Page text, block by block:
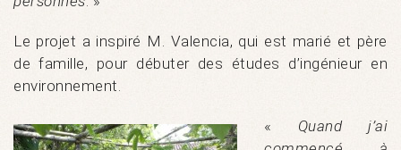
Le projet a inspiré M. Valencia, qui est marié et père
de famille, pour débuter des études d’ingénieur en
environnement.
« Quand j’ai